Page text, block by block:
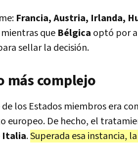
Francia, Austria, Irlanda,
que Bélgica optó por
sellar la decisión.
más complejo
los Estados miembros era
europeo. De hecho, el
Italia.Superada esa instancia,